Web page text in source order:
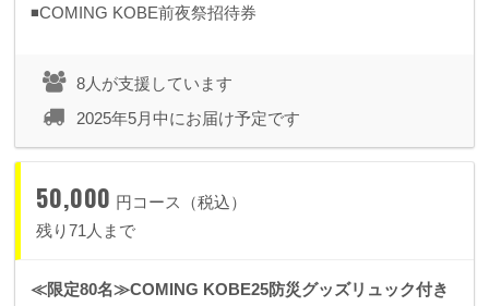
◾️COMING KOBE前夜祭招待券
8人が支援しています
2025年5月中にお届け予定です
50,000 円コース（税込）
残り71人まで
≪限定80名≫COMING KOBE25防災グッズリュック付き